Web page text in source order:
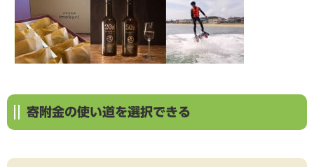
寄附金の使い道を選択できる